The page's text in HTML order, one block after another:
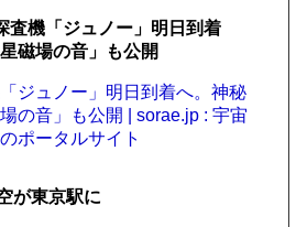
査機「ジュノー」明日到着
磁場の音」も公開
ジュノー」明日到着へ。神秘
の音」も公開 | sorae.jp : 宇宙
ポータルサイト
が東京駅に